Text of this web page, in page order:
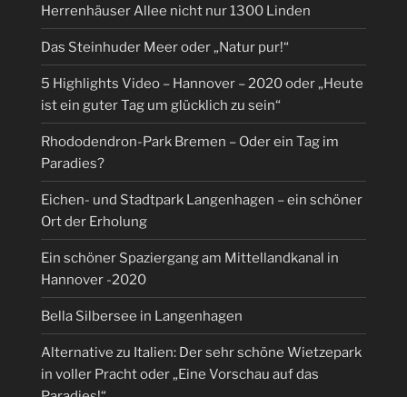
Herrenhäuser Allee nicht nur 1300 Linden
Das Steinhuder Meer oder „Natur pur!“
5 Highlights Video – Hannover – 2020 oder „Heute
ist ein guter Tag um glücklich zu sein“
Rhododendron-Park Bremen – Oder ein Tag im
Paradies?
Eichen- und Stadtpark Langenhagen – ein schöner
Ort der Erholung
Ein schöner Spaziergang am Mittellandkanal in
Hannover -2020
Bella Silbersee in Langenhagen
Alternative zu Italien: Der sehr schöne Wietzepark
in voller Pracht oder „Eine Vorschau auf das